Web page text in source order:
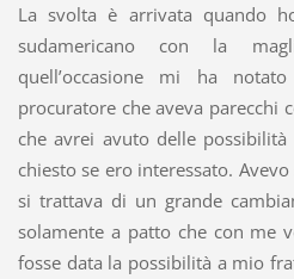
La svolta è arrivata quando
sudamericano con la
quell’occasione mi ha
procuratore che aveva parecchi
che avrei avuto delle
chiesto se ero interessato.
si trattava di un grande
solamente a patto che con me
fosse data la possibilità a mio